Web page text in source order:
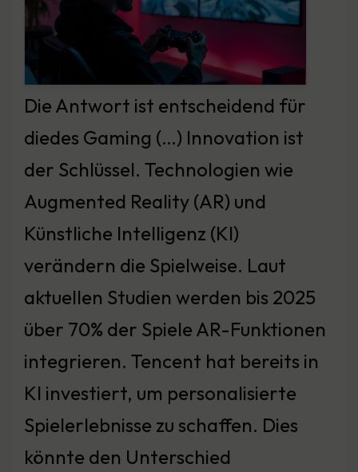
Die Antwort ist entscheidend für
diedes Gaming (…) Innovation ist
der Schlüssel. Technologien wie
Augmented Reality (AR) und
Künstliche Intelligenz (KI)
verändern die Spielweise. Laut
aktuellen Studien werden bis 2025
über 70% der Spiele AR-Funktionen
integrieren. Tencent hat bereits in
KI investiert, um personalisierte
Spielerlebnisse zu schaffen. Dies
könnte den Unterschied